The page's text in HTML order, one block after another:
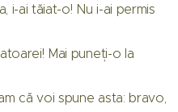
i-ai tăiat-o! Nu i-ai permis
Mai puneți-o la
că voi spune asta: bravo,